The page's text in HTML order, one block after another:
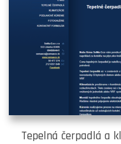
Tepelná čerpadlá a